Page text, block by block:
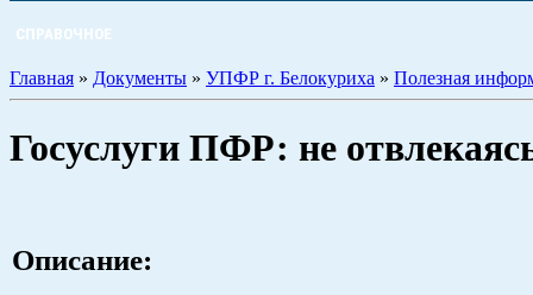
СПРАВОЧНОЕ
Главная » Документы » УПФР г. Белокуриха » Полезная
Госуслуги ПФР: не
Описание: